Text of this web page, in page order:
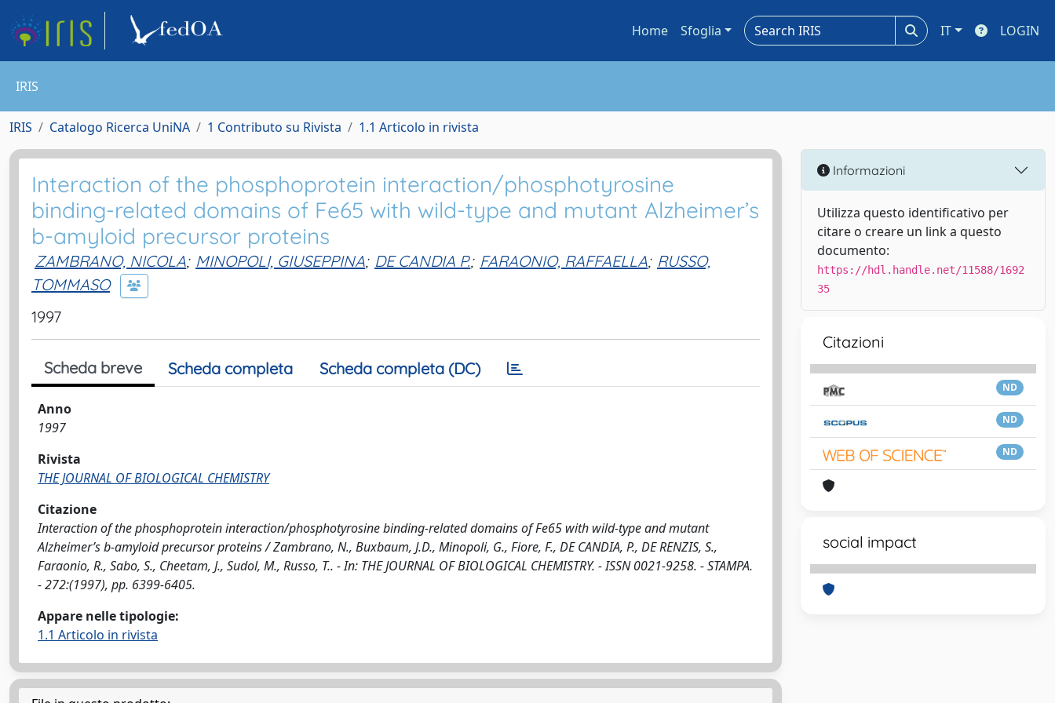
Home Sfoglia IT LOGIN
IRIS
IRIS Catalogo Ricerca UniNA 1 Contributo su Rivista 1.1 Articolo in rivista
Interaction of the phosphoprotein interaction/phosphotyrosine
binding-related domains of Fe65 with wild-type and mutant Alzheimer’s
b-amyloid precursor proteins
ZAMBRANO, NICOLA; MINOPOLI, GIUSEPPINA; DE CANDIA P.; FARAONIO, RAFFAELLA; RUSSO,
TOMMASO
1997
Scheda breve Scheda completa Scheda completa (DC)
Anno
1997
Rivista
THE JOURNAL OF BIOLOGICAL CHEMISTRY
Citazione
Interaction of the phosphoprotein interaction/phosphotyrosine binding-related domains of Fe65 with wild-type and mutant
Alzheimer’s b-amyloid precursor proteins / Zambrano, N., Buxbaum, J.D., Minopoli, G., Fiore, F., DE CANDIA, P., DE RENZIS, S.,
Faraonio, R., Sabo, S., Cheetam, J., Sudol, M., Russo, T.. - In: THE JOURNAL OF BIOLOGICAL CHEMISTRY. - ISSN 0021-9258. - STAMPA.
- 272:(1997), pp. 6399-6405.
Appare nelle tipologie:
1.1 Articolo in rivista
Informazioni
Utilizza questo identificativo per
citare o creare un link a questo
documento:
https://hdl.handle.net/11588/1692
35
Citazioni
ND
ND
ND
social impact